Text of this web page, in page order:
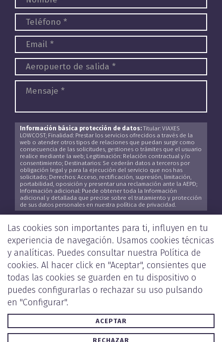
Información básica protección de datos:Titular: VIAXES
LOWCOST; Finalidad: Prestar los servicios ofrecidos a través de la
web o atender otros tipos de relaciones que puedan surgir como
consecuencia de las solicitudes, gestiones o trámites que el usuario
realice mediante la web; Legitimación: Relación contractual y/o
consentimiento; Destinatarios: Se cederán datos a terceros por
obligación legal y para la ejecución del servicio que nos has
solicitado; Derechos: Acceso, rectificación, supresión, limitación,
portabilidad, oposición y presentar una reclamación ante la AEPD;
Información adicional: Puede obtener toda la Información
adicional y detallada que precise sobre el tratamiento y protección
de sus datos personales en nuestra política de privacidad.
ENVIAR
POLÍTICA DE PRIVACIDAD Y COOKIES
AVISO LEGAL
Las cookies son importantes para ti, influyen en tu
experiencia de navegación. Usamos cookies técnicas
y analíticas. Puedes consultar nuestra Política de
cookies. Al hacer click en "Aceptar", consientes que
todas las cookies se guarden en tu dispositivo o
puedes configurarlas o rechazar su uso pulsando
en "Configurar".
ACEPTAR
RECHAZAR